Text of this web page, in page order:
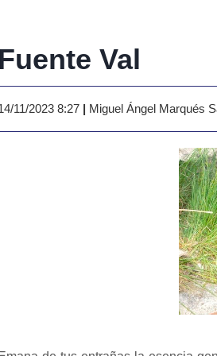
Fuente Val
11/2023 8:27 | Miguel Ángel Marqués